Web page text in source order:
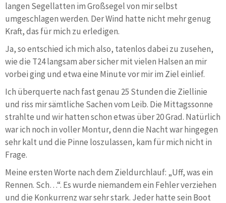
langen Segellatten im Großsegel von mir selbst
umgeschlagen werden. Der Wind hatte nicht mehr genug
Kraft, das für mich zu erledigen.
Ja, so entschied ich mich also, tatenlos dabei zu zusehen,
wie die T24 langsam aber sicher mit vielen Halsen an mir
vorbei ging und etwa eine Minute vor mir im Ziel einlief.
Ich überquerte nach fast genau 25 Stunden die Ziellinie
und riss mir sämtliche Sachen vom Leib. Die Mittagssonne
strahlte und wir hatten schon etwas über 20 Grad. Natürlich
war ich noch in voller Montur, denn die Nacht war hingegen
sehr kalt und die Pinne loszulassen, kam für mich nicht in
Frage.
Meine ersten Worte nach dem Zieldurchlauf: „Uff, was ein
Rennen. Sch…“. Es wurde niemandem ein Fehler verziehen
und die Konkurrenz war sehr stark. Jeder hatte sein Boot